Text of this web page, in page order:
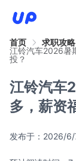
首页
求职攻略
江铃汽车2026暑
投？
江铃汽车
多，薪资
发布于： 2026/